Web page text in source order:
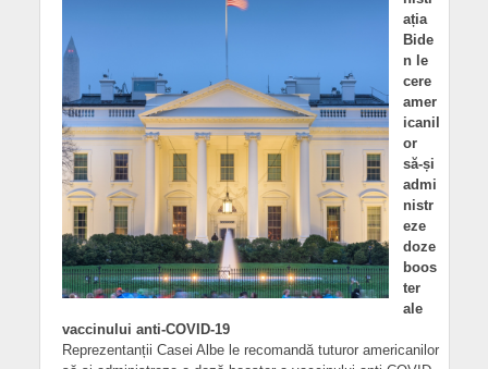
ația
Bide
n le
cere
amer
icanil
or
să-și
admi
nistr
eze
doze
boos
ter
ale
vaccinului anti-COVID-19
Reprezentanții Casei Albe le recomandă tuturor americanilor